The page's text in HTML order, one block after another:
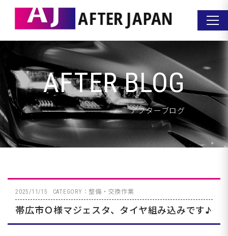
AFTER BLOG
アフターブログ
2025/11/15 CATEGORY：整備・交換作業
帯広市Ｏ様マジェスタ、タイヤ組み込みです♪